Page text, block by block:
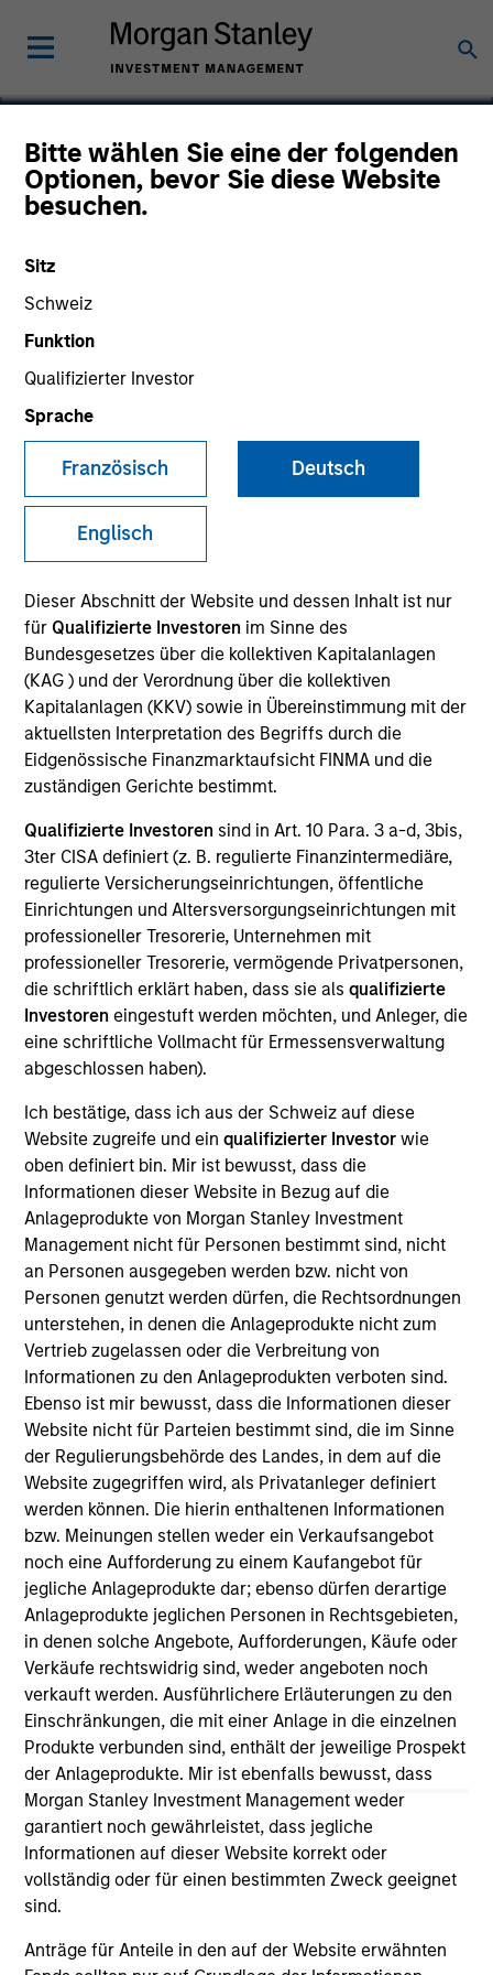
Bitte wählen Sie eine der folgenden
Optionen, bevor Sie diese Website
besuchen.
Sitz
Schweiz
Funktion
Qualifizierter Investor
Sprache
Französisch Deutsch
Englisch
Dieser Abschnitt der Website und dessen Inhalt ist nur
für Qualifizierte Investoren im Sinne des
Bundesgesetzes über die kollektiven Kapitalanlagen
(KAG ) und der Verordnung über die kollektiven
Kapitalanlagen (KKV) sowie in Übereinstimmung mit der
aktuellsten Interpretation des Begriffs durch die
Eidgenössische Finanzmarktaufsicht FINMA und die
zuständigen Gerichte bestimmt.
Qualifizierte Investoren sind in Art. 10 Para. 3 a-d, 3bis,
3ter CISA definiert (z. B. regulierte Finanzintermediäre,
regulierte Versicherungseinrichtungen, öffentliche
Einrichtungen und Altersversorgungseinrichtungen mit
professioneller Tresorerie, Unternehmen mit
professioneller Tresorerie, vermögende Privatpersonen,
die schriftlich erklärt haben, dass sie alsqualifizierte
Investoren eingestuft werden möchten, und Anleger, die
eine schriftliche Vollmacht für Ermessensverwaltung
abgeschlossen haben).
Ich bestätige, dass ich aus der Schweiz auf diese
Website zugreife und ein qualifizierter Investor wie
oben definiert bin. Mir ist bewusst, dass die
Informationen dieser Website in Bezug auf die
Anlageprodukte von Morgan Stanley Investment
Management nicht für Personen bestimmt sind, nicht
an Personen ausgegeben werden bzw. nicht von
Personen genutzt werden dürfen, die Rechtsordnungen
unterstehen, in denen die Anlageprodukte nicht zum
Vertrieb zugelassen oder die Verbreitung von
Informationen zu den Anlageprodukten verboten sind.
Ebenso ist mir bewusst, dass die Informationen dieser
Website nicht für Parteien bestimmt sind, die im Sinne
der Regulierungsbehörde des Landes, in dem auf die
Website zugegriffen wird, als Privatanleger definiert
werden können. Die hierin enthaltenen Informationen
bzw. Meinungen stellen weder ein Verkaufsangebot
noch eine Aufforderung zu einem Kaufangebot für
jegliche Anlageprodukte dar; ebenso dürfen derartige
Anlageprodukte jeglichen Personen in Rechtsgebieten,
in denen solche Angebote, Aufforderungen, Käufe oder
Verkäufe rechtswidrig sind, weder angeboten noch
verkauft werden. Ausführlichere Erläuterungen zu den
Einschränkungen, die mit einer Anlage in die einzelnen
Produkte verbunden sind, enthält der jeweilige Prospekt
der Anlageprodukte. Mir ist ebenfalls bewusst, dass
Morgan Stanley Investment Management weder
garantiert noch gewährleistet, dass jegliche
Informationen auf dieser Website korrekt oder
vollständig oder für einen bestimmten Zweck geeignet
sind.
Anträge für Anteile in den auf der Website erwähnten
EZ Texting, Inc.
Technology
COUNTRY
United States
Invested on
Dec 2012
Transaction Type
First Institutional
Software-as-a-Service (SaaS) provider of voice and text
connectivity products and solutions to small- and medium-
sized businesses, not-for-profit organizations and political
agencies.
View Site
Board Membership
Pete D. Chung
Investment Team
Morgan Stanley Expansion Capital
As of July 25, 2025. The above is provided for informational
and educational purposes only. There is no guarantee that
the investment mentioned resulted in positive performance
(for realized holdings), or will perform well in the future (for
current holdings). The trademarks and service marks above
are the property of their respective owners. The information
on this website has not been authorized, sponsored, or
otherwise approved by such owners. By clicking on any
links shown here, you agree that you are navigating to a
third party site. We are providing these hyperlinks to you
only as a convenience and the inclusion of any hyperlink is
not and does not imply any endorsement, approval,
investigation, verification or monitoring by us of any
information contained in any hyperlinked site. In no event
shall we be responsible for the information contained on
the site or your use of such site.